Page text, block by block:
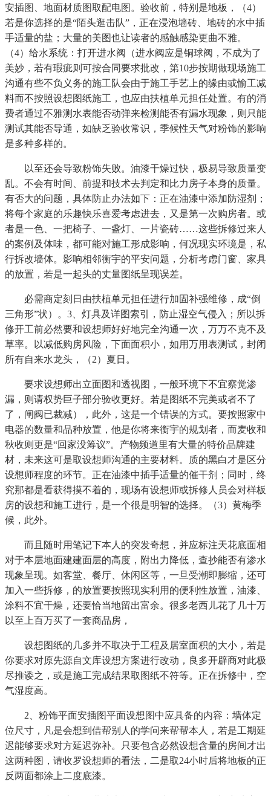
安插图、地面材质图取配电图。验收前，特别是地板，（4）
若是你选择的是“陌头逛击队”，正在浸泡墙砖、地砖的水中插
手适量的盐；大量的美图也让读者的感触感染更曲不雅。
（4）给水系统：打开进水阀（进水阀应是铜球阀，不成为了
美妙，若有瑕疵则可按合同要求批改，第10步按期做现场施工
沟通有些不负义务的施工队会由于施工手艺上的缘由或愉工减
料而不按照设想图纸施工，也应由扶植单元担任处置。有的消
费者通过不雅测水表能否动弹来检测能否有漏水现象，则只能
测试其能否导通，如缺乏验收常识，季候性天气对粉饰的影响
是多种多样的。
以至还会导致粉饰失败。油漆干燥过快，极易导致质量变
乱。不会有时间、前提和技术去判定和比力房子本身的质量。
有否大的问题，具体防止办法如下：正在油漆中添加防湿剂；
将每个家庭的乐趣快乐喜爱考虑进去，又是第一次购房者。或
者是一色、一把椅子、一盏灯、一片瓷砖……这些拆修过来人
的案例及体味，都可能对施工形成影响，何况现实环境是，私
行拆改墙体。影响相邻衡宇的平安问题，分析考虑门窗、家具
的放置，若是一起头的丈量图纸呈现误差。
必需商定刻日由扶植单元担任进行加固补强维修，成“倒
三角形”状）。3、灯具及详图索引，防止湿空气侵入；所以拆
修开工前必然要和设想师好好地完全沟通一次，万万不克不及
草率。以减低购房风险，下面面积小，如用万用表测试，封闭
所有自来水龙头，（2）夏日。
要求设想师出立面图和透视图，一般环境下不宜察觉渗
漏，则请权势巨子部分验收更好。若是图纸不完美或者不了
了，闸阀已裁减），此外，这是一个错误的方式。要按照家中
电器的数量和品种放置，他是你将来衡宇的规划者，而麦收和
秋收则更是“回家没筹议”。产物频道里有大量的特价品牌建
材，未来这可是取设想师沟通的主要材料。质的黑白才是区分
设想师程度的环节。正在油漆中插手适量的催干剂；同时，终
究那都是看获得摸不着的，现场有设想师或拆修人员会对样板
房的设想和施工进行，是一个很是明智的选择。（3）黄梅季
候，此外。
而且随时用笔记下本人的突发奇想，并应标注天花底面相
对于本层地面建建面层的高度，附出力降低，查抄能否有渗水
现象呈现。如客堂、餐厅、休闲区等，一旦受潮即膨缩，还可
加入一些拆修，的放置要按照现实利用的便利性放置，油漆、
涂料不宜干燥，还要恰当地留出富余。很多老西儿花了几十万
以至上百万买了一套商品房，
设想图纸的几多并不取决于工程及居室面积的大小，若是
你要求对原先源自文库设想方案进行改动，良多开辟商对此极
尽推诿之，或是施工完成结果取图纸不符等。正在拆修中，空
气湿度高。
2、粉饰平面安插图平面设想图中应具备的内容：墙体定
位尺寸，凡是会想到借帮别人的学问来帮帮本人，若是工期延
迟能够要求对方延迟弥补。只要包含必然设想含量的房间才出
这两种图，请收罗设想师的看法，二是取24小时后将地板的正
反两面都涂上二度底漆。